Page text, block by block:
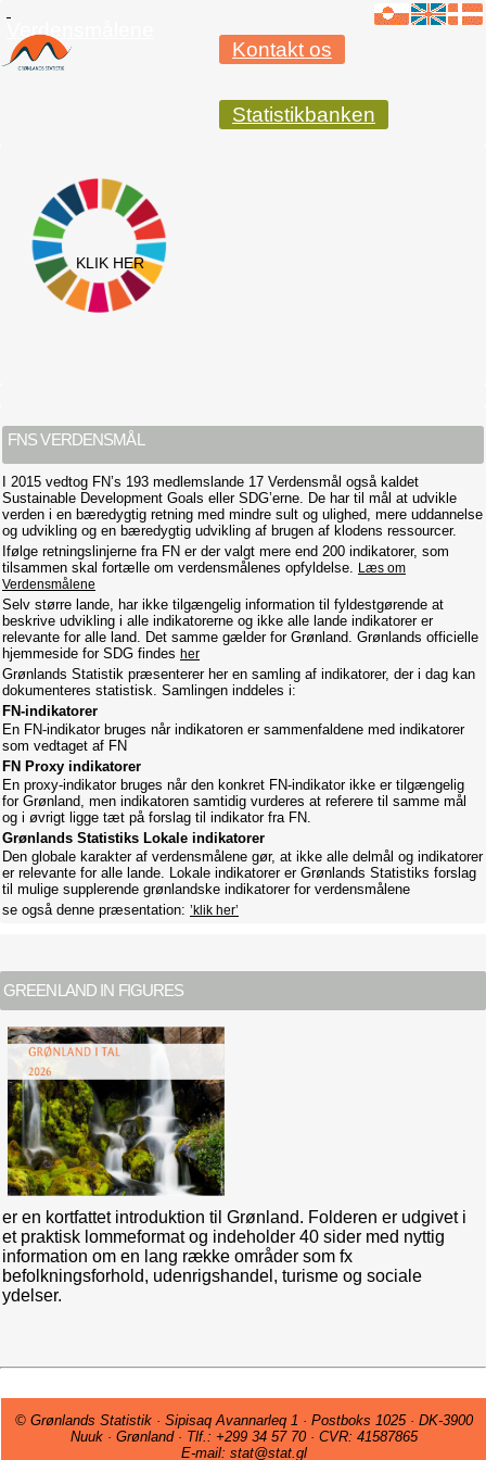
Verdensmålene
Kontakt os
Statistikbanken
KLIK HER
FNS VERDENSMÅL
I 2015 vedtog FN’s 193 medlemslande 17 Verdensmål også kaldet
Sustainable Development Goals eller SDG’erne. De har til mål at udvikle
verden i en bæredygtig retning med mindre sult og ulighed, mere uddannelse
og udvikling og en bæredygtig udvikling af brugen af klodens ressourcer.
Ifølge retningslinjerne fra FN er der valgt mere end 200 indikatorer, som
tilsammen skal fortælle om verdensmålenes opfyldelse. Læs om
Verdensmålene
Selv større lande, har ikke tilgængelig information til fyldestgørende at
beskrive udvikling i alle indikatorerne og ikke alle lande indikatorer er
relevante for alle land. Det samme gælder for Grønland. Grønlands officielle
hjemmeside for SDG findes her
Grønlands Statistik præsenterer her en samling af indikatorer, der i dag kan
dokumenteres statistisk. Samlingen inddeles i:
FN-indikatorer
En FN-indikator bruges når indikatoren er sammenfaldene med indikatorer
som vedtaget af FN
FN Proxy indikatorer
En proxy-indikator bruges når den konkret FN-indikator ikke er tilgængelig
for Grønland, men indikatoren samtidig vurderes at referere til samme mål
og i øvrigt ligge tæt på forslag til indikator fra FN.
Grønlands Statistiks Lokale indikatorer
Den globale karakter af verdensmålene gør, at ikke alle delmål og indikatorer
er relevante for alle lande. Lokale indikatorer er Grønlands Statistiks forslag
til mulige supplerende grønlandske indikatorer for verdensmålene
se også denne præsentation: ’klik her’
GREENLAND IN FIGURES
er en kortfattet introduktion til Grønland. Folderen er udgivet i
et praktisk lommeformat og indeholder 40 sider med nyttig
information om en lang række områder som fx
befolkningsforhold, udenrigshandel, turisme og sociale
ydelser.
© Grønlands Statistik · Sipisaq Avannarleq 1 · Postboks 1025 · DK-3900
Nuuk · Grønland · Tlf.: +299 34 57 70 · CVR: 41587865
E-mail: stat@stat.gl